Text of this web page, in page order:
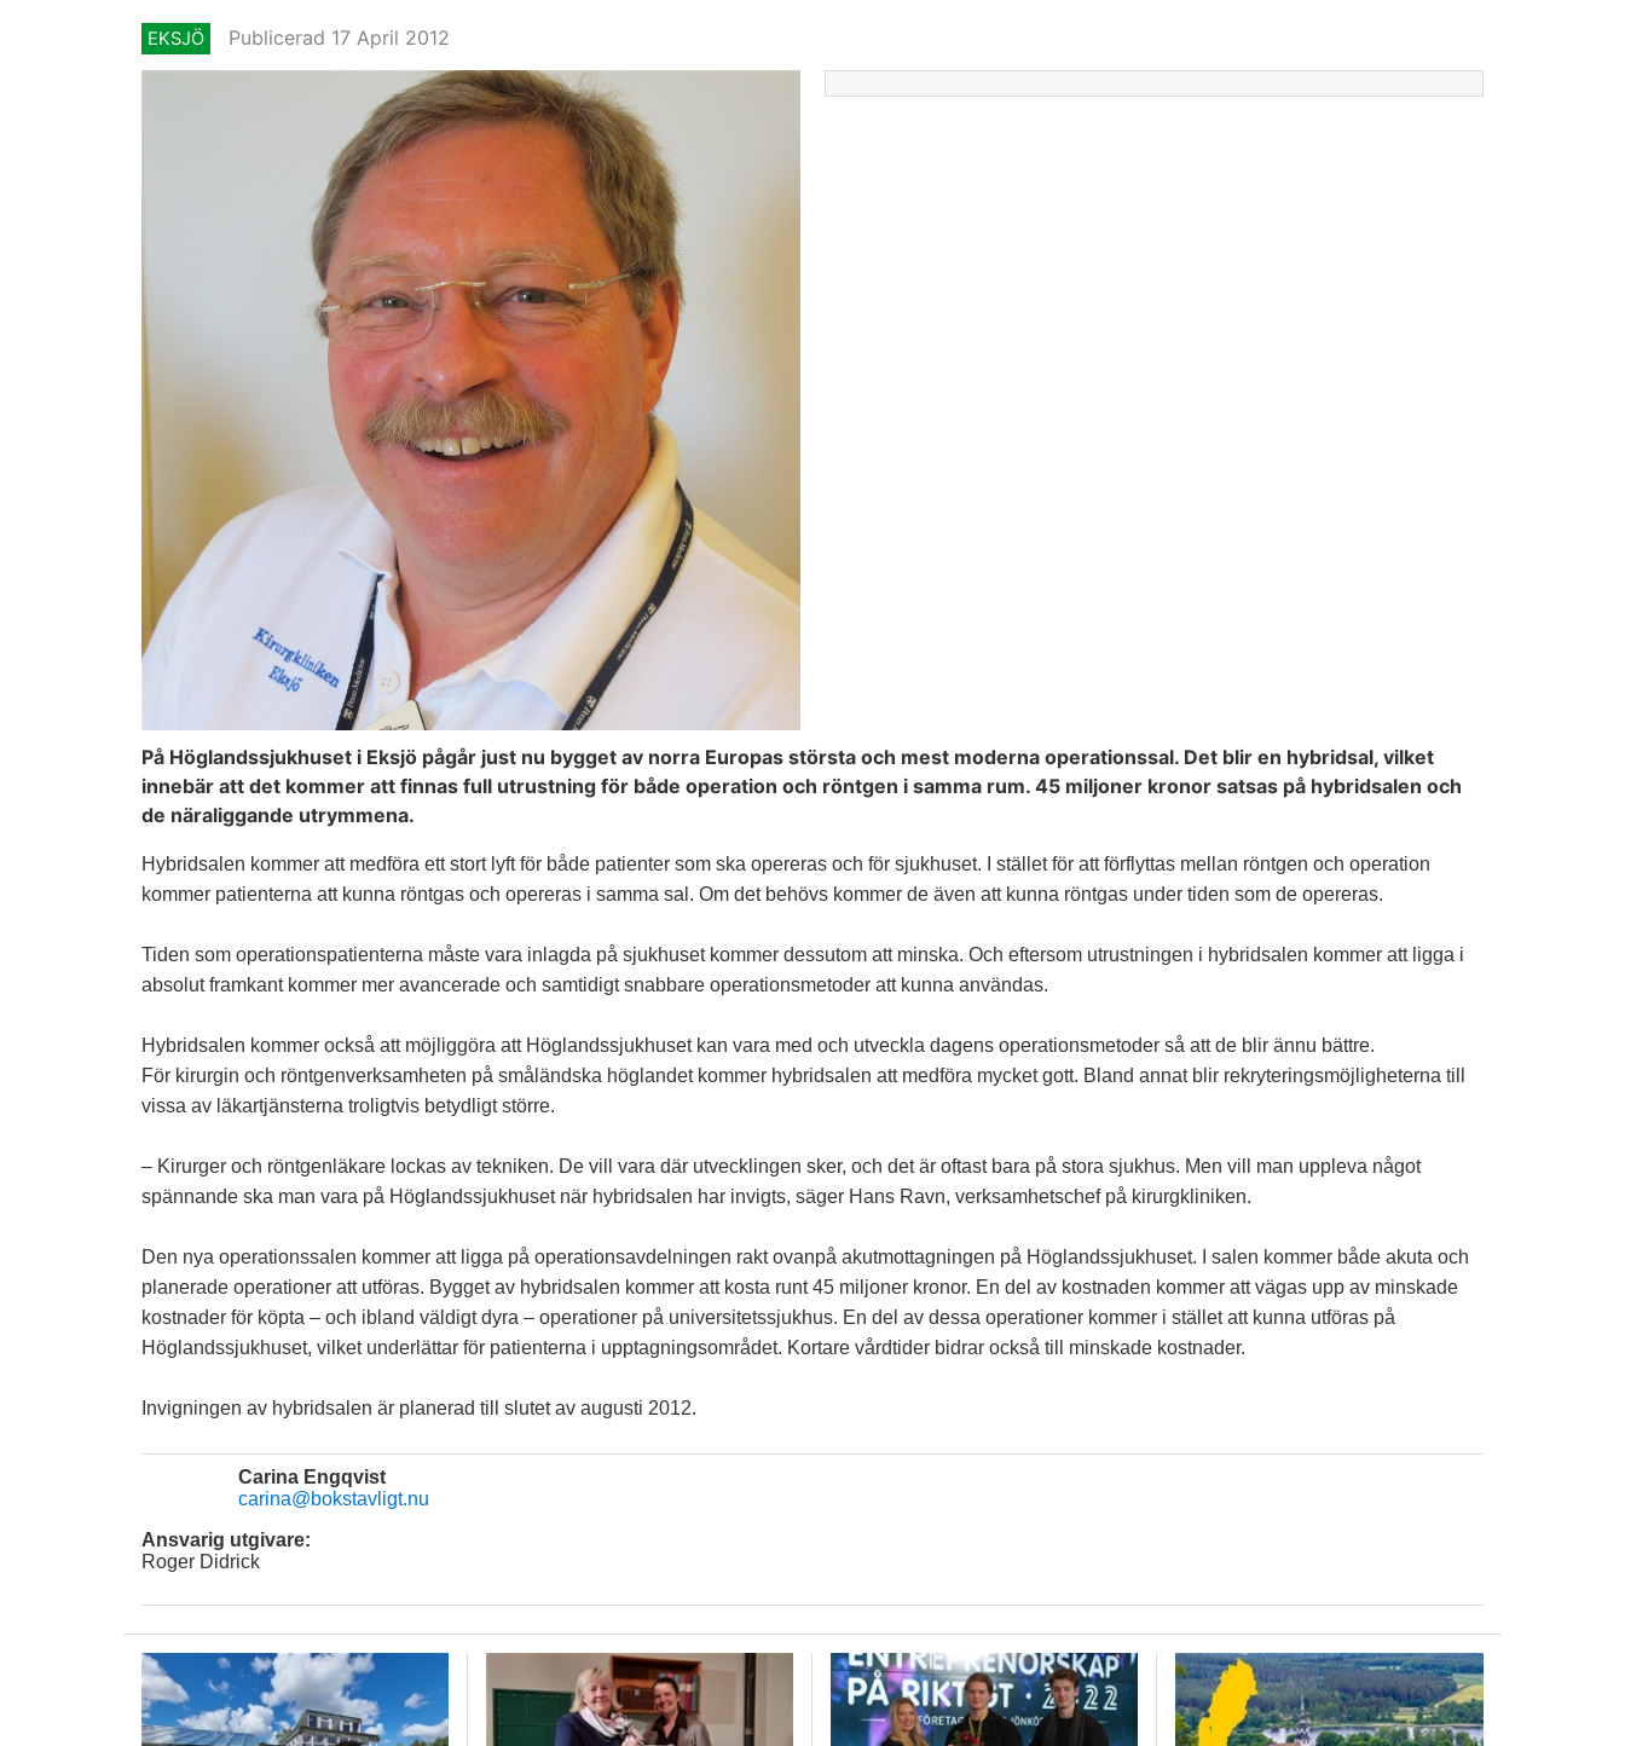
EKSJÖ Publicerad 17 April 2012
På Höglandssjukhuset i Eksjö pågår just nu bygget av norra Europas största och mest moderna operationssal. Det blir en hybridsal, vilket
innebär att det kommer att finnas full utrustning för både operation och röntgen i samma rum. 45 miljoner kronor satsas på hybridsalen och
de näraliggande utrymmena.
Hybridsalen kommer att medföra ett stort lyft för både patienter som ska opereras och för sjukhuset. I stället för att förflyttas mellan röntgen och operation
kommer patienterna att kunna röntgas och opereras i samma sal. Om det behövs kommer de även att kunna röntgas under tiden som de opereras.
Tiden som operationspatienterna måste vara inlagda på sjukhuset kommer dessutom att minska. Och eftersom utrustningen i hybridsalen kommer att ligga i
absolut framkant kommer mer avancerade och samtidigt snabbare operationsmetoder att kunna användas.
Hybridsalen kommer också att möjliggöra att Höglandssjukhuset kan vara med och utveckla dagens operationsmetoder så att de blir ännu bättre.
För kirurgin och röntgenverksamheten på småländska höglandet kommer hybridsalen att medföra mycket gott. Bland annat blir rekryteringsmöjligheterna till
vissa av läkartjänsterna troligtvis betydligt större.
– Kirurger och röntgenläkare lockas av tekniken. De vill vara där utvecklingen sker, och det är oftast bara på stora sjukhus. Men vill man uppleva något
spännande ska man vara på Höglandssjukhuset när hybridsalen har invigts, säger Hans Ravn, verksamhetschef på kirurgkliniken.
Den nya operationssalen kommer att ligga på operationsavdelningen rakt ovanpå akutmottagningen på Höglandssjukhuset. I salen kommer både akuta och
planerade operationer att utföras. Bygget av hybridsalen kommer att kosta runt 45 miljoner kronor. En del av kostnaden kommer att vägas upp av minskade
kostnader för köpta – och ibland väldigt dyra – operationer på universitetssjukhus. En del av dessa operationer kommer i stället att kunna utföras på
Höglandssjukhuset, vilket underlättar för patienterna i upptagningsområdet. Kortare vårdtider bidrar också till minskade kostnader.
Invigningen av hybridsalen är planerad till slutet av augusti 2012.
Carina Engqvist
carina@bokstavligt.nu
Ansvarig utgivare:
Roger Didrick